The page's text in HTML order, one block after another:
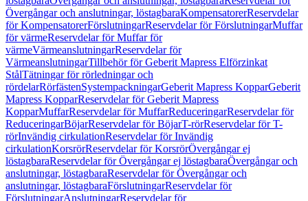
Övergångar och anslutningar, löstagbaraKompensatorerReservdelar
för KompensatorerFörslutningarReservdelar för FörslutningarMuffar
för värmeReservdelar för Muffar för
värmeVärmeanslutningarReservdelar för
VärmeanslutningarTillbehör för Geberit Mapress Elförzinkat
StålTätningar för rörledningar och
rördelarRörfästenSystempackningarGeberit Mapress KopparGeberit
Mapress KopparReservdelar för Geberit Mapress
KopparMuffarReservdelar för MuffarReduceringarReservdelar för
ReduceringarBöjarReservdelar för BöjarT-rörReservdelar för T-
rörInvändig cirkulationReservdelar för Invändig
cirkulationKorsrörReservdelar för KorsrörÖvergångar ej
löstagbaraReservdelar för Övergångar ej löstagbaraÖvergångar och
anslutningar, löstagbaraReservdelar för Övergångar och
anslutningar, löstagbaraFörslutningarReservdelar för
FörslutningarAnslutningarReservdelar för